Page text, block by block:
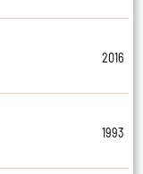
2016
1993